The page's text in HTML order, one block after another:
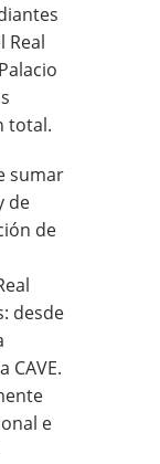
Real
total.
sumar
de
de
desde
CAVE.
e